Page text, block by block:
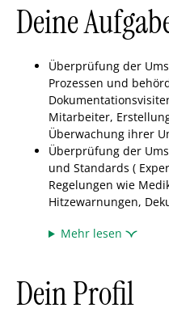
Deine
Überprüfung der
Prozessen und
Mitarbeiter,
Überwachung ihrer
Überprüfung der
und Standards (
Regelungen wie
Hitzewarnungen,
Mehr lesen
Dein Profil